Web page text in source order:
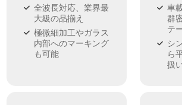
全波長対応、業界最
大級の品揃え
極微細加工やガラス
内部へのマーキング
も可能
車
群
テ
シ
ら
扱